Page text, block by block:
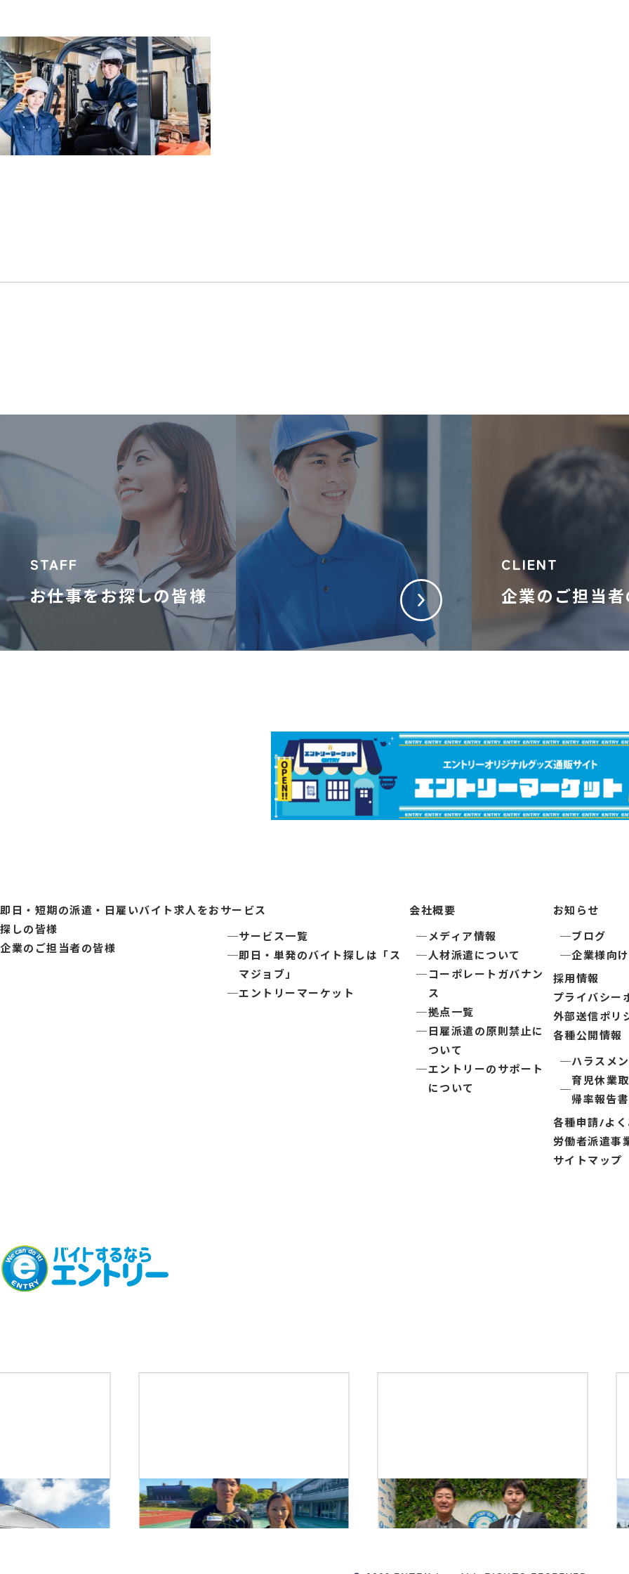
お仕事をお探しの皆様
STAFF
企業のご担当
CLIENT
即日・短期の派遣・日雇いバイト求人をお
探しの皆様
企業のご担当者の皆様
サービス
サービス一覧
即日・単発のバイト探しは「ス
マジョブ」
エントリーマーケット
会社概要
メディア情報
人材派遣について
コーポレートガバナン
ス
拠点一覧
日雇派遣の原則禁止に
ついて
エントリーのサポート
について
お知らせ
ブログ
企業様向
採用情報
プライバシー
外部送信ポリ
各種公開情報
ハラスメ
育児休業
帰率報告書
各種申請/よ
労働者派遣事
サイトマップ
02─08